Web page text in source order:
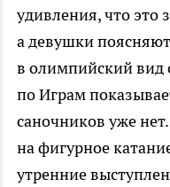
удивления, что это
а девушки
в олимпийский вид
по Играм
саночников уже
на фигурное
утренние